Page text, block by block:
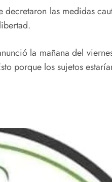
las medidas
la mañana del
porque los sujetos